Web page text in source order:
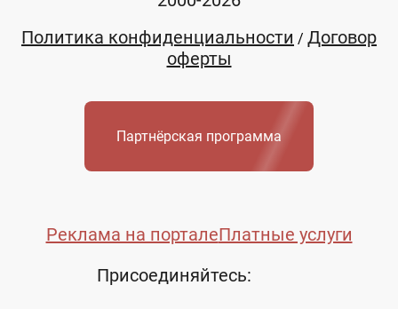
Реклама на порталеПлатные услуги
Политика конфиденциальности / Договор
оферты
Партнёрская программа
Присоединяйтесь: